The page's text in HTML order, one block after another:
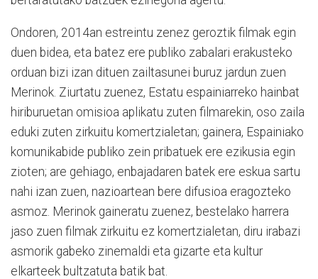
Ondoren, 2014an estreintu zenez geroztik filmak egin
duen bidea, eta batez ere publiko zabalari erakusteko
orduan bizi izan dituen zailtasunei buruz jardun zuen
Merinok. Ziurtatu zuenez, Estatu espainiarreko hainbat
hiriburuetan omisioa aplikatu zuten filmarekin, oso zaila
eduki zuten zirkuitu komertzialetan; gainera, Espainiako
komunikabide publiko zein pribatuek ere ezikusia egin
zioten; are gehiago, enbajadaren batek ere eskua sartu
nahi izan zuen, nazioartean bere difusioa eragozteko
asmoz. Merinok gaineratu zuenez, bestelako harrera
jaso zuen filmak zirkuitu ez komertzialetan, diru irabazi
asmorik gabeko zinemaldi eta gizarte eta kultur
elkarteek bultzatuta batik bat.